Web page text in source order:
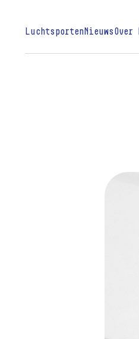
Luchtsporten Nieuws Over